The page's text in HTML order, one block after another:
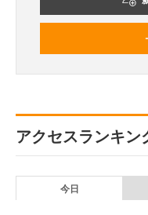
アクセスランキン
今日